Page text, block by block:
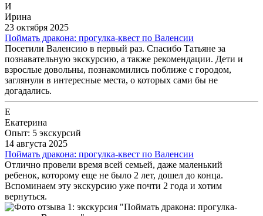
И
Ирина
23 октября 2025
Поймать дракона: прогулка-квест по Валенсии
Посетили Валенсию в первый раз. Спасибо Татьяне за
познавательную экскурсию, а также рекомендации. Дети и
взрослые довольны, познакомились поближе с городом,
заглянули в интересные места, о которых сами бы не
догадались.
Е
Екатерина
Опыт: 5 экскурсий
14 августа 2025
Поймать дракона: прогулка-квест по Валенсии
Отлично провели время всей семьей, даже маленький
ребенок, которому еще не было 2 лет, дошел до конца.
Вспоминаем эту экскурсию уже почти 2 года и хотим
вернуться.